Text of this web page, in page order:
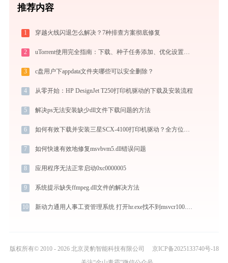
推荐内容
1 穿越火线闪退怎么解决？7种排查方案彻底修复
2 uTorrent使用完全指南：下载、种子任务添加、优化设置与BT客户端对比
3 c盘用户下appdata文件夹哪些可以安全删除？
4 从零开始：HP DesignJet T250打印机驱动的下载及安装流程
5 解决ps无法安装缺少dll文件下载问题的方法
6 如何有效下载并安装三星SCX-4100打印机驱动？全方位指导手册
7 如何快速有效地修复msvbvm5.dll错误问题
8 应用程序无法正常启动0xc0000005
9 系统提示缺失ffmpeg.dll文件的解决方法
10 新动力通用人事工资管理系统 打开hr.exe找不到msvcr100.dll怎么办
版权所有© 2010 - 2026 北京灵豹智能科技有限公司
京ICP备2025133740号-18